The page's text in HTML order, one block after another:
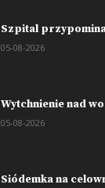
Szpital
05-08-2026
Wytchnienie nad
05-08-2026
Siódemka na